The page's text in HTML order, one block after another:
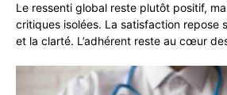
Le ressenti global reste plutôt positif,
critiques isolées. La satisfaction repose
et la clarté. L’adhérent reste au cœur